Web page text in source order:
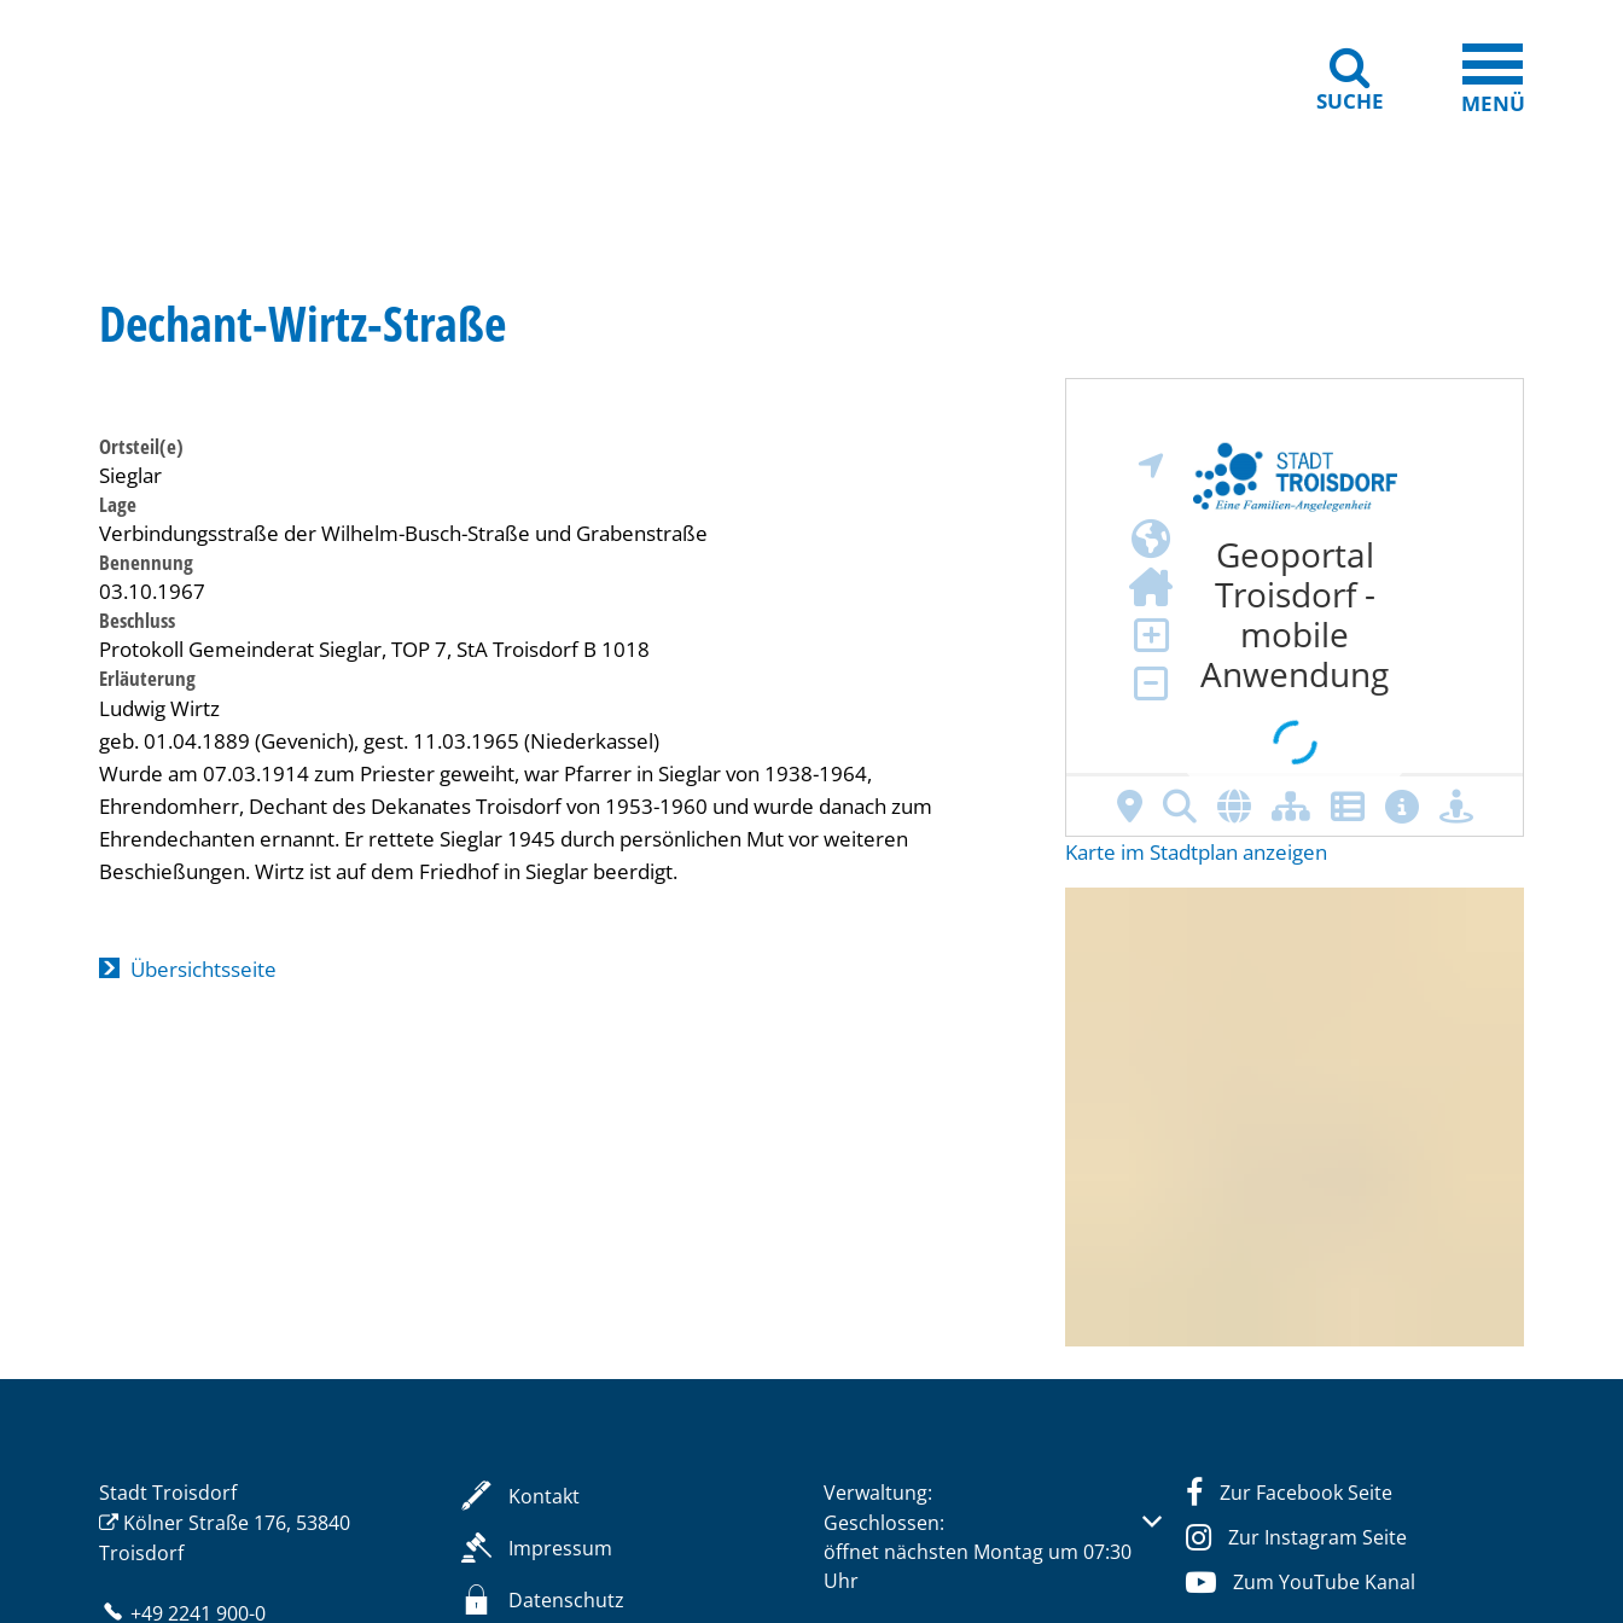
SUCHE MENÜ
Dechant-Wirtz-Straße
Ortsteil(e)
Sieglar
Lage
Verbindungsstraße der Wilhelm-Busch-Straße und Grabenstraße
Benennung
03.10.1967
Beschluss
Protokoll Gemeinderat Sieglar, TOP 7, StA Troisdorf B 1018
Erläuterung
Ludwig Wirtz
geb. 01.04.1889 (Gevenich), gest. 11.03.1965 (Niederkassel)
Wurde am 07.03.1914 zum Priester geweiht, war Pfarrer in Sieglar von 1938-1964,
Ehrendomherr, Dechant des Dekanates Troisdorf von 1953-1960 und wurde danach zum
Ehrendechanten ernannt. Er rettete Sieglar 1945 durch persönlichen Mut vor weiteren
Beschießungen. Wirtz ist auf dem Friedhof in Sieglar beerdigt.
Übersichtsseite
Karte im Stadtplan anzeigen
Stadt Troisdorf
Kölner Straße 176, 53840
Troisdorf
+49 2241 900-0
Kontakt
Impressum
Datenschutz
Verwaltung:
Klicken, um weitere Öffnungs- oder Schließzeiten auszublenden
Geschlossen:
öffnet nächsten Montag um 07:30
Uhr
Zur Facebook Seite
Zur Instagram Seite
Zum YouTube Kanal